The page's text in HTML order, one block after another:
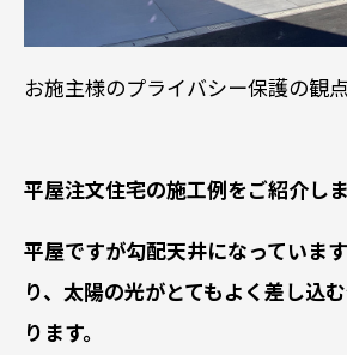
お施主様のプライバシー保護の観
平屋注文住宅の施工例をご紹介しま
平屋ですが勾配天井になっていま
り、太陽の光がとてもよく差し込
ります。